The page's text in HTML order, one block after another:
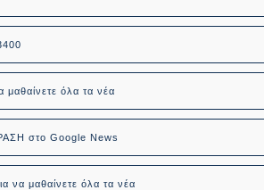
όλα τα νέα
στο Google News
να μαθαίνετε όλα τα νέα